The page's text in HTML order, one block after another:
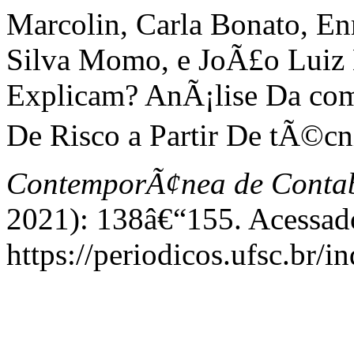
Marcolin, Carla Bonato,
Silva Momo, e JoÃ£o
Explicam? AnÃ¡lise Da
De Risco a Partir De
ContemporÃ¢nea de
2021): 138â€“155.
https://periodicos.ufsc.br/